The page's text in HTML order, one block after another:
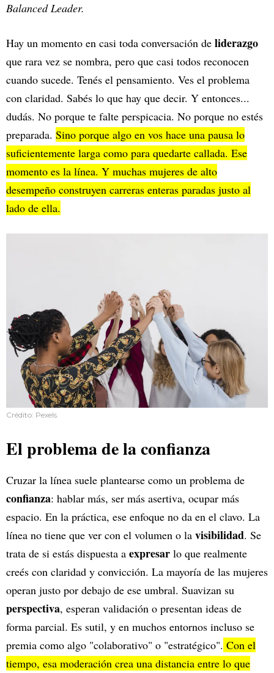
Balanced Leader.
Hay un momento en casi toda conversación de liderazgo
que rara vez se nombra, pero que casi todos reconocen
cuando sucede. Tenés el pensamiento. Ves el problema
con claridad. Sabés lo que hay que decir. Y entonces...
dudás. No porque te falte perspicacia. No porque no estés
preparada. Sino porque algo en vos hace una pausa lo
suficientemente larga como para quedarte callada. Ese
momento es la línea. Y muchas mujeres de alto
desempeño construyen carreras enteras paradas justo al
lado de ella.
Crédito: Pexels.
El problema de la confianza
Cruzar la línea suele plantearse como un problema de
confianza: hablar más, ser más asertiva, ocupar más
espacio. En la práctica, ese enfoque no da en el clavo. La
línea no tiene que ver con el volumen o la visibilidad. Se
trata de si estás dispuesta a expresar lo que realmente
creés con claridad y convicción. La mayoría de las mujeres
operan justo por debajo de ese umbral. Suavizan su
perspectiva, esperan validación o presentan ideas de
forma parcial. Es sutil, y en muchos entornos incluso se
premia como algo "colaborativo" o "estratégico". Con el
tiempo, esa moderación crea una distancia entre lo que